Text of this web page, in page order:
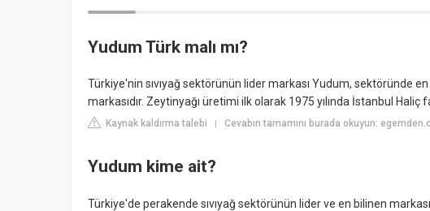
Yudum Türk malı mı?
Türkiye'nin sıvıyağ sektörünün lider markası Yudum, sektöründe
markasıdır. Zeytinyağı üretimi ilk olarak 1975 yılında İstanbul Haliç
Kaynak kaldırma talebi | Cevabın tamamını burada okuyun:
Yudum kime ait?
Türkiye'de perakende sıvıyağ sektörünün lider ve en bilinen